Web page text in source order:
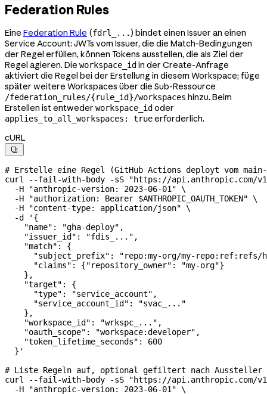
Federation Rules
Eine Federation Rule (fdrl_... ) bindet einen Issuer an einen
Service Account: JWTs vom Issuer, die die Match-Bedingungen
der Regel erfüllen, können Tokens ausstellen, die als Ziel der
Regel agieren. Die workspace_id in der Create-Anfrage
aktiviert die Regel bei der Erstellung in diesem Workspace; füge
später weitere Workspaces über die Sub-Ressource
/federation_rules/{rule_id}/workspaces hinzu. Beim
Erstellen ist entweder workspace_id oder
applies_to_all_workspaces: trueerforderlich.
cURL

# Erstelle eine Regel (GitHub Actions deployt vom main-
curl --fail-with-body -sS "https://api.anthropic.com/
  -H
"anthropic-version: 2023-06-01" \
  -H
"authorization: Bearer $ANTHROPIC_OAUTH_TOKEN" \
  -H
"content-type: application/json" \
  -d
'{
    "name": "gha-deploy",
    "issuer_id": "fdis_...",
    "match": {
"subject_prefix": "repo:my-org/my-repo:ref:refs/
      "claims": {"repository_owner": "my-org"}
    },
    "target": {
      "type": "service_account",
      "service_account_id": "svac_..."
    },
    "workspace_id": "wrkspc_...",
    "oauth_scope": "workspace:developer",
    "token_lifetime_seconds": 600
  }'
# Liste Regeln auf, optional gefiltert nach Aussteller
curl --fail-with-body -sS "https://api.anthropic.com/
  -H
"anthropic-version: 2023-06-01" \